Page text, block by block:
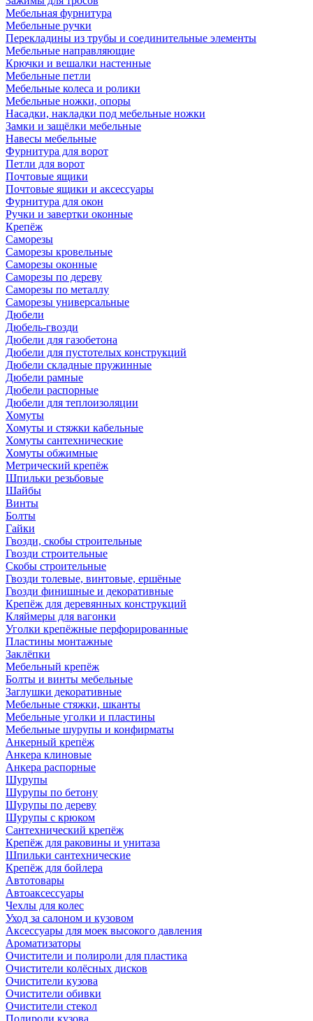
Мебельная фурнитура
Мебельные ручки
Перекладины из трубы и соединительные элементы
Мебельные направляющие
Крючки и вешалки настенные
Мебельные петли
Мебельные колеса и ролики
Мебельные ножки, опоры
Насадки, накладки под мебельные ножки
Замки и защёлки мебельные
Навесы мебельные
Фурнитура для ворот
Петли для ворот
Почтовые ящики
Почтовые ящики и аксессуары
Фурнитура для окон
Ручки и завертки оконные
Крепёж
Саморезы
Саморезы кровельные
Саморезы оконные
Саморезы по дереву
Саморезы по металлу
Саморезы универсальные
Дюбели
Дюбель-гвозди
Дюбели для газобетона
Дюбели для пустотелых конструкций
Дюбели складные пружинные
Дюбели рамные
Дюбели распорные
Дюбели для теплоизоляции
Хомуты
Хомуты и стяжки кабельные
Хомуты сантехнические
Хомуты обжимные
Метрический крепёж
Шпильки резьбовые
Шайбы
Винты
Болты
Гайки
Гвозди, скобы строительные
Гвозди строительные
Скобы строительные
Гвозди толевые, винтовые, ершёные
Гвозди финишные и декоративные
Крепёж для деревянных конструкций
Кляймеры для вагонки
Уголки крепёжные перфорированные
Пластины монтажные
Заклёпки
Мебельный крепёж
Болты и винты мебельные
Заглушки декоративные
Мебельные стяжки, шканты
Мебельные уголки и пластины
Мебельные шурупы и конфирматы
Анкерный крепёж
Анкера клиновые
Анкера распорные
Шурупы
Шурупы по бетону
Шурупы по дереву
Шурупы с крюком
Сантехнический крепёж
Крепёж для раковины и унитаза
Шпильки сантехнические
Крепёж для бойлера
Автотовары
Автоаксессуары
Чехлы для колес
Уход за салоном и кузовом
Аксессуары для моек высокого давления
Ароматизаторы
Очистители и полироли для пластика
Очистители колёсных дисков
Очистители кузова
Очистители обивки
Очистители стекол
Полироли кузова